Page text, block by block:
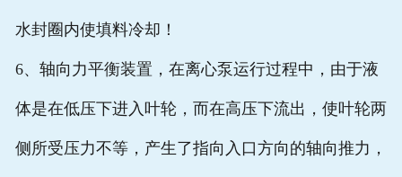
水封圈内使填料冷却！
6、轴向力平衡装置，在离心泵运行过程中，由于液
体是在低压下进入叶轮，而在高压下流出，使叶轮两
侧所受压力不等，产生了指向入口方向的轴向推力，